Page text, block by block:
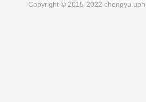
Copyright © 2015-2022